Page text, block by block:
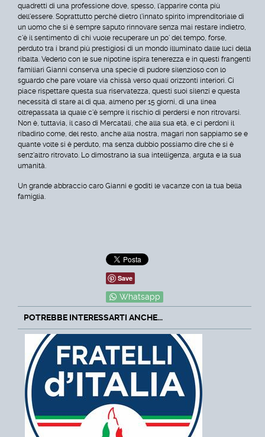
quadretti di una professione dove, spesso, l'apparire conta più
dell'essere. Soprattutto perché dietro l'innato spirito imprenditoriale di
un uomo che si è sempre saputo rinnovare senza mai restare indietro,
c'è il sentimento di chi vuole recuperare un po' del tempo, forse,
perduto tra i brand più prestigiosi di un mondo illuminato dalle luci della
ribalta. Vederlo con le sue nipotine ispira tenerezza e in questi frangenti
familiari Gianni conserva una specie di pudore silenzioso con lo
sguardo che pare volare via chissà verso quali orizzonti interiori. Ci
piace rispettare questa sua riservatezza, questi suoi silenzi e questa
necessità di stare al di qua, almeno per 15 giorni, di una linea
oltrepassata la quale c'è sempre il rischio di perdersi e non ritrovarsi.
Non è, tuttavia, il caso di Mercatali, che alla sua età, e ci perdoni il
ribadirlo come, del resto, anche alla nostra, magari non sappiamo se e
quante volte si è perduto, ma senza dubbio possiamo dire che si è
senz'altro ritrovato. Lo dimostrano la sua intelligenza, arguta e la sua
umanità.
Un grande abbraccio caro Gianni e goditi le vacanze con la tua bella
famiglia.
Save
Whatsapp
POTREBBE INTERESSARTI ANCHE...